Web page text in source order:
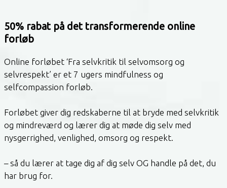
50% rabat på det transformerende online
forløb
Online forløbet ‘Fra selvkritik til selvomsorg og
selvrespekt’ er et 7 ugers mindfulness og
selfcompassion forløb.
Forløbet giver dig redskaberne til at bryde med selvkritik
og mindreværd og lærer dig at møde dig selv med
nysgerrighed, venlighed, omsorg og respekt.
– så du lærer at tage dig af dig selv OG handle på det, du
har brug for.